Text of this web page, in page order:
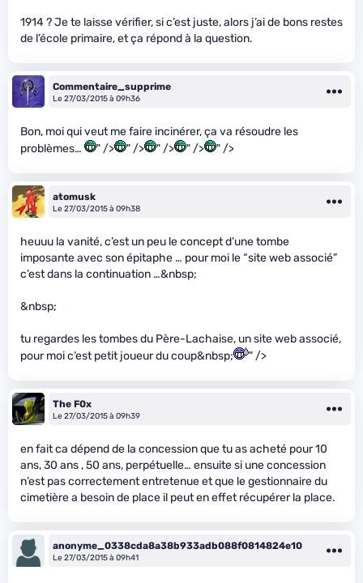
1914 ? Je te laisse vérifier, si c’est juste, alors j’ai de bons restes
de l’école primaire, et ça répond à la question.
Commentaire_supprime
Le 27/03/2015 à 09h36
Bon, moi qui veut me faire incinérer, ça va résoudre les
problèmes…
" /> " /> " /> " /> " />
atomusk
Le 27/03/2015 à 09h38
heuuu la vanité, c’est un peu le concept d’une tombe
imposante avec son épitaphe … pour moi le “site web associé”
c’est dans la continuation …&nbsp;
&nbsp;
tu regardes les tombes du Père-Lachaise, un site web associé,
pour moi c’est petit joueur du coup&nbsp;
" />
The F0x
Le 27/03/2015 à 09h39
en fait ca dépend de la concession que tu as acheté pour 10
ans, 30 ans , 50 ans, perpétuelle… ensuite si une concession
n’est pas correctement entretenue et que le gestionnaire du
cimetière a besoin de place il peut en effet récupérer la place.
anonyme_0338cda8a38b933adb088f0814824e10
Le 27/03/2015 à 09h41